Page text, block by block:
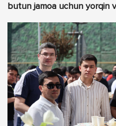
butun jamoa uchun yorqin